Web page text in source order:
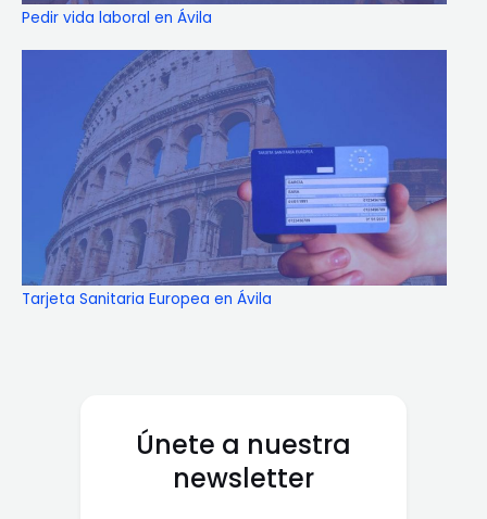
Pedir vida laboral en Ávila
Tarjeta Sanitaria Europea en Ávila
Únete a nuestra
newsletter